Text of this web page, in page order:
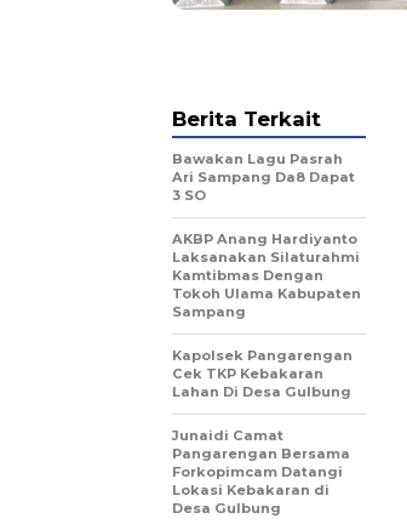
Berita Terkait
Bawakan Lagu Pasrah
Ari Sampang Da8 Dapat
3 SO
AKBP Anang Hardiyanto
Laksanakan Silaturahmi
Kamtibmas Dengan
Tokoh Ulama Kabupaten
Sampang
Kapolsek Pangarengan
Cek TKP Kebakaran
Lahan Di Desa Gulbung
Junaidi Camat
Pangarengan Bersama
Forkopimcam Datangi
Lokasi Kebakaran di
Desa Gulbung